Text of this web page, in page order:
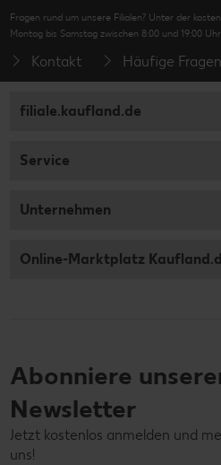
Fragen rund um unsere Filialen? Unter der
Montag bis Samstag zwischen 8:00 und 19:00
Kontakt Häufige Fragen
filiale.kaufland.de
Service
Unternehmen
Online-Marktplatz
Abonniere
Newsletter
Jetzt kostenlos anmelden und
uns!